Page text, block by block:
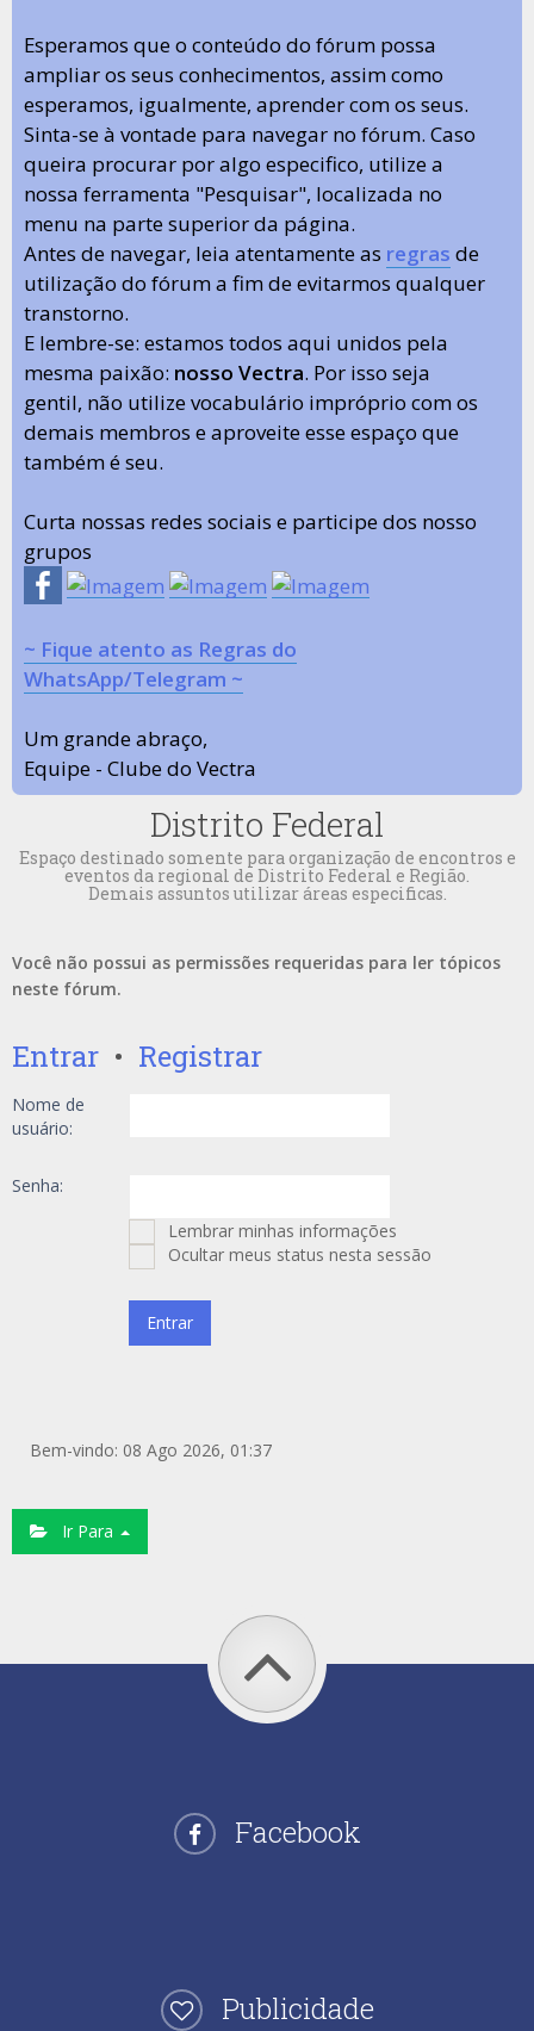
Esperamos que o conteúdo do fórum possa
ampliar os seus conhecimentos, assim como
esperamos, igualmente, aprender com os seus.
Sinta-se à vontade para navegar no fórum. Caso
queira procurar por algo especifico, utilize a
nossa ferramenta "Pesquisar", localizada no
menu na parte superior da página.
Antes de navegar, leia atentamente as regras de
utilização do fórum a fim de evitarmos qualquer
transtorno.
E lembre-se: estamos todos aqui unidos pela
mesma paixão: nosso Vectra. Por isso seja
gentil, não utilize vocabulário impróprio com os
demais membros e aproveite esse espaço que
também é seu.
Curta nossas redes sociais e participe dos nosso
grupos
~ Fique atento as Regras do
WhatsApp/Telegram ~
Um grande abraço,
Equipe - Clube do Vectra
Distrito Federal
Espaço destinado somente para organização de encontros e
eventos da regional de Distrito Federal e Região.
Demais assuntos utilizar áreas especificas.
Você não possui as permissões requeridas para ler tópicos
neste fórum.
Entrar • Registrar
Nome de
usuário:
Senha:
Lembrar minhas informações
Ocultar meus status nesta sessão
Bem-vindo: 08 Ago 2026, 01:37
Ir Para
Facebook
Publicidade